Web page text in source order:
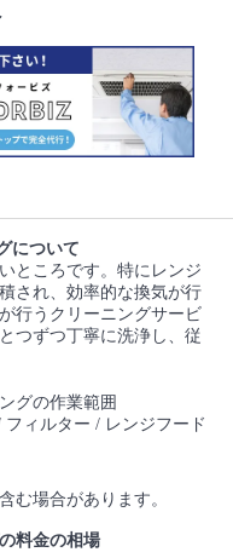
について
ところです。特にレンジ
され、効率的な換気が行
行うクリーニングサービ
つずつ丁寧に洗浄し、従
グの作業範囲
ィルター / レンジフード
む場合があります。
料金の相場